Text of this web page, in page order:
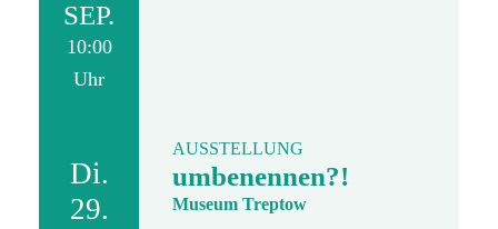
SEP.
10:00
Uhr
Di.
29.
AUSSTELLUNG
umbenennen?!
Museum Treptow